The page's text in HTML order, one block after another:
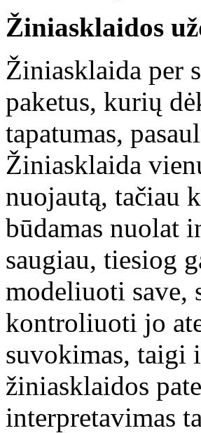
Žiniasklaidos
Žiniasklaida per
paketus, kurių
tapatumas,
Žiniasklaida
nuojautą, tačiau
būdamas nuolat
saugiau, tiesiog
modeliuoti save,
kontroliuoti jo
suvokimas, taigi
žiniasklaidos
interpretavimas